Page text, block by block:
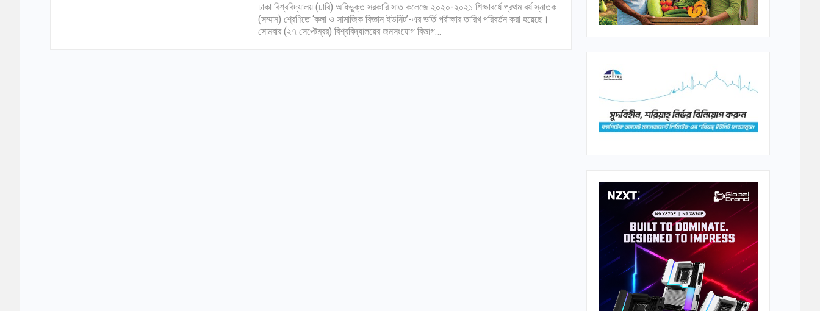
ঢাকা বিশ্ববিদ্যালয় (ঢাবি) অধিভুক্ত সরকারি সাত কলেজে ২০২০-২০২১ শিক্ষাবর্ষে প্রথম বর্ষ স্নাতক
(সম্মান) শ্রেণিতে ‘কলা ও সামাজিক বিজ্ঞান ইউনিট’-এর ভর্তি পরীক্ষার তারিখ পরিবর্তন করা হয়েছে।
সোমবার (২৭ সেপ্টেম্বর) বিশ্ববিদ্যালয়ের জনসংযোগ বিভাগ…